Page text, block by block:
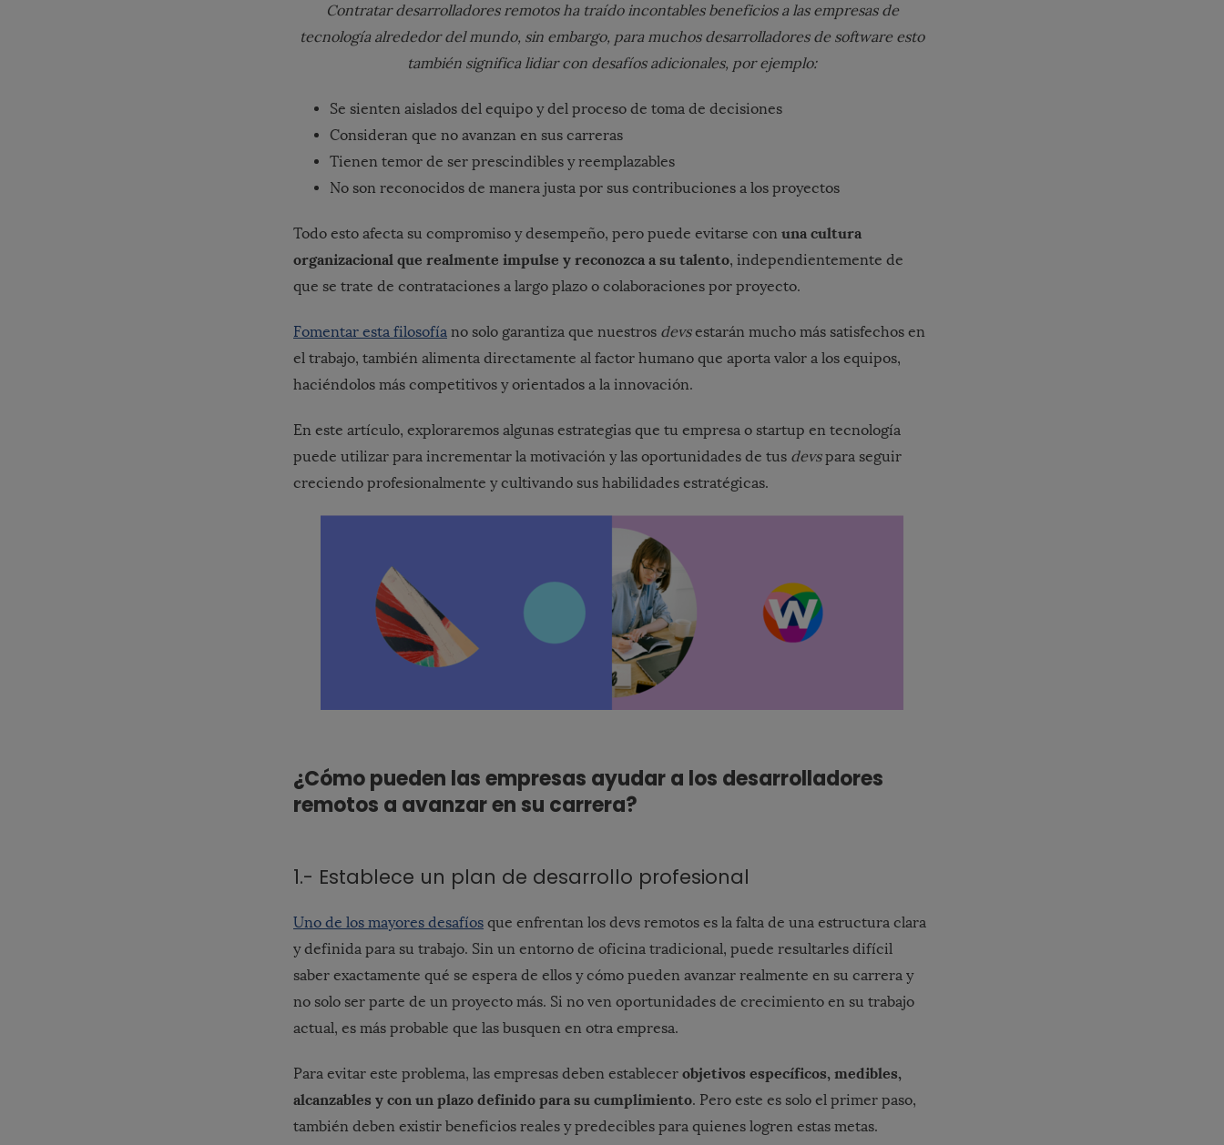
Contratar desarrolladores remotos ha traído incontables beneficios a las empresas de
tecnología alrededor del mundo, sin embargo, para muchos desarrolladores de software esto
también significa lidiar con desafíos adicionales, por ejemplo:
Se sienten aislados del equipo y del proceso de toma de decisiones
Consideran que no avanzan en sus carreras
Tienen temor de ser prescindibles y reemplazables
No son reconocidos de manera justa por sus contribuciones a los proyectos
Todo esto afecta su compromiso y desempeño, pero puede evitarse con una cultura
organizacional que realmente impulse y reconozca a su talento, independientemente de
que se trate de contrataciones a largo plazo o colaboraciones por proyecto.
Fomentar esta filosofía no solo garantiza que nuestros devsestarán mucho más satisfechos en
el trabajo, también alimenta directamente al factor humano que aporta valor a los equipos,
haciéndolos más competitivos y orientados a la innovación.
En este artículo, exploraremos algunas estrategias que tu empresa o startup en tecnología
puede utilizar para incrementar la motivación y las oportunidades de tus devspara seguir
creciendo profesionalmente y cultivando sus habilidades estratégicas.
¿Cómo pueden las empresas ayudar a los desarrolladores
remotos a avanzar en su carrera?
1.- Establece un plan de desarrollo profesional
Uno de los mayores desafíos que enfrentan los devs remotos es la falta de una estructura clara
y definida para su trabajo. Sin un entorno de oficina tradicional, puede resultarles difícil
saber exactamente qué se espera de ellos y cómo pueden avanzar realmente en su carrera y
no solo ser parte de un proyecto más. Si no ven oportunidades de crecimiento en su trabajo
actual, es más probable que las busquen en otra empresa.
Para evitar este problema, las empresas deben establecer objetivos específicos, medibles,
alcanzables y con un plazo definido para su cumplimiento. Pero este es solo el primer paso,
también deben existir beneficios reales y predecibles para quienes logren estas metas.